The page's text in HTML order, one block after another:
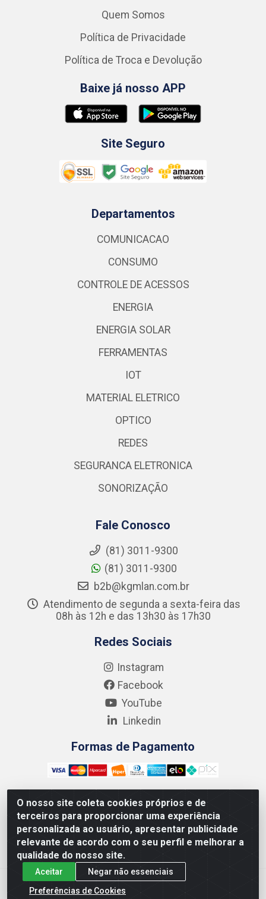
O nosso site coleta cookies próprios e de
terceiros para proporcionar uma experiência
personalizada ao usuário, apresentar publicidade
relevante de acordo com o seu perfil e melhorar a
qualidade do nosso site.
Aceitar
Negar não essenciais
Preferências de Cookies
Quem Somos
Política de Privacidade
Política de Troca e Devolução
Baixe já nosso APP
Site Seguro
Departamentos
COMUNICACAO
CONSUMO
CONTROLE DE ACESSOS
ENERGIA
ENERGIA SOLAR
FERRAMENTAS
IOT
MATERIAL ELETRICO
OPTICO
REDES
SEGURANCA ELETRONICA
SONORIZAÇÃO
Fale Conosco
(81) 3011-9300
(81) 3011-9300
b2b@kgmlan.com.br
Atendimento de segunda a sexta-feira das
08h às 12h e das 13h30 às 17h30
Redes Sociais
Instagram
Facebook
YouTube
Linkedin
Formas de Pagamento
Kgmlan Distribuidora LTDA - CNPJ 18.217.682/0001-54 -
Rua Pedro de Barros Cavalcante, 58 - Bultrins, Olinda/PE
- CEP 53320-110